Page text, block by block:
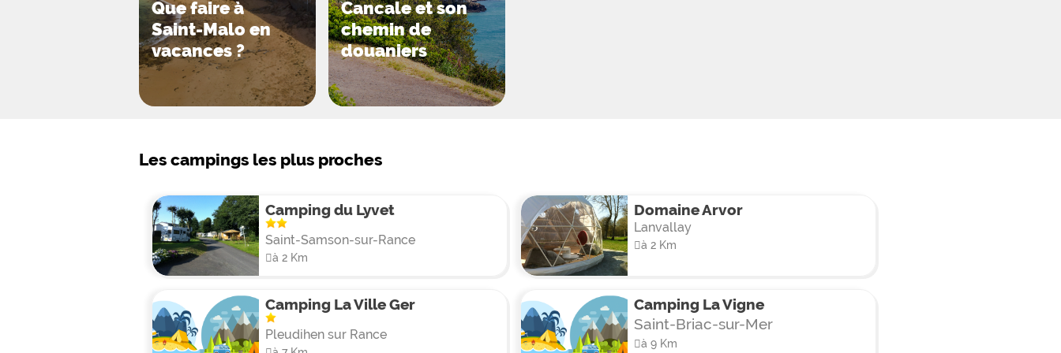
Que faire à
Saint-Malo en
vacances ?
Cancale et son
chemin de
douaniers
Les campings les plus proches
Camping du Lyvet
Saint-Samson-sur-Rance
à 2 Km
Domaine Arvor
Lanvallay
à 2 Km
Camping La Ville Ger
Pleudihen sur Rance
Camping La Vigne
Saint-Briac-sur-Mer
à 9 Km